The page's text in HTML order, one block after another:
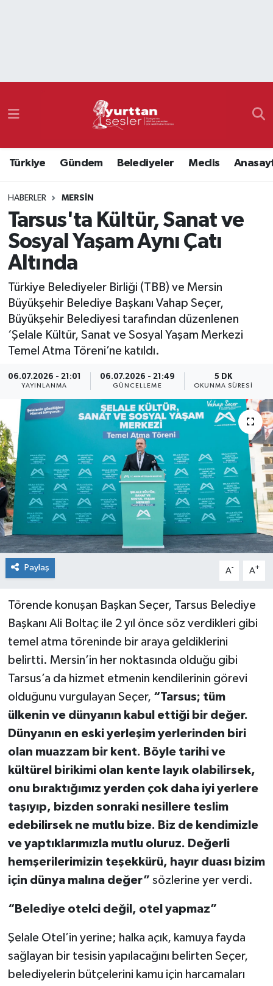
Türkiye Gündem Belediyeler Meclis
HABERLER MERSIN
Tarsus'ta Kültür, Sanat ve
Sosyal Yaşam Aynı Çatı
Altında
Türkiye Belediyeler Birliği (TBB) ve Mersin
Büyükşehir Belediye Başkanı Vahap Seçer,
Büyükşehir Belediyesi tarafından düzenlenen
‘Şelale Kültür, Sanat ve Sosyal Yaşam Merkezi
Temel Atma Töreni’ne katıldı.
06.07.2026 - 21:01
YAYINLANMA
06.07.2026 - 21:49
GÜNCELLEME
5 DK
OKUNMA SÜRESI
Paylaş A- A+
Törende konuşan Başkan Seçer, Tarsus Belediye
Başkanı Ali Boltaç ile 2 yıl önce söz verdikleri gibi
temel atma töreninde bir araya geldiklerini
belirtti. Mersin’in her noktasında olduğu gibi
Tarsus’a da hizmet etmenin kendilerinin görevi
olduğunu vurgulayan Seçer, “Tarsus; tüm
ülkenin ve dünyanın kabul ettiği bir değer.
Dünyanın en eski yerleşim yerlerinden biri
olan muazzam bir kent. Böyle tarihi ve
kültürel birikimi olan kente layık olabilirsek,
onu bıraktığımız yerden çok daha iyi yerlere
taşıyıp, bizden sonraki nesillere teslim
edebilirsek ne mutlu bize. Biz de kendimizle
ve yaptıklarımızla mutlu oluruz. Değerli
hemşerilerimizin teşekkürü, hayır duası bizim
için dünya malına değer” sözlerine yer verdi.
“Belediye otelci değil, otel yapmaz”
Şelale Otel’in yerine; halka açık, kamuya fayda
sağlayan bir tesisin yapılacağını belirten Seçer,
belediyelerin bütçelerini kamu için harcamaları
Namaz Vakitleri
Süper Lig Puan Durumu ve Fikstür
Tüm Manşetler
Son Dakika Haberleri
Haber Arşivi